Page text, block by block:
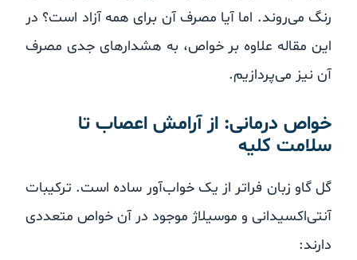
رنگ می‌روند. اما آیا مصرف آن برای همه آزاد است؟ در
این مقاله علاوه بر خواص، به هشدارهای جدی مصرف
آن نیز می‌پردازیم.
خواص درمانی: از آرامش اعصاب تا
سلامت کلیه
گل گاو زبان فراتر از یک خواب‌آور ساده است. ترکیبات
آنتی‌اکسیدانی و موسیلاژ موجود در آن خواص متعددی
دارند: